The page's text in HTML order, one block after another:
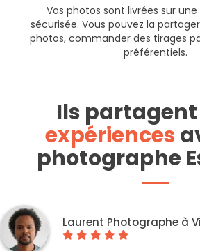
Vos photos sont livrées sur
sécurisée. Vous pouvez la
photos, commander des tirages
préférentiels.
Ils
expériences
photographe
Laurent Photographe à